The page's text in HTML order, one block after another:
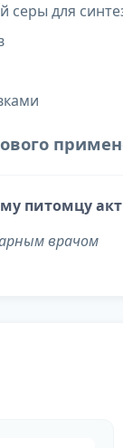
серы для
питомцу
врачом